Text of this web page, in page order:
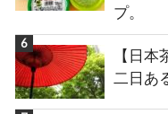
プ。
【日
二日あ